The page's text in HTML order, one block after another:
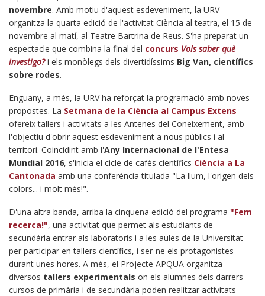
novembre. Amb motiu d'aquest esdeveniment, la URV
organitza la quarta edició de l'activitat Ciència al teatra, el 15 de
novembre al matí, al Teatre Bartrina de Reus. S'ha preparat un
espectacle que combina la final del concurs Vols saber què
investigo?i els monòlegs dels divertidíssims Big Van, científics
sobre rodes.
Enguany, a més, la URV ha reforçat la programació amb noves
propostes. La Setmana de la Ciència al Campus Extens
ofereix tallers i activitats a les Antenes del Coneixement, amb
l'objectiu d'obrir aquest esdeveniment a nous públics i al
territori. Coincidint amb l'Any Internacional de l'Entesa
Mundial 2016, s'inicia el cicle de cafès científics Ciència a La
Cantonada amb una conferència titulada "La llum, l'origen dels
colors... i molt més!".
D'una altra banda, arriba la cinquena edició del programa "Fem
recerca!", una activitat que permet als estudiants de
secundària entrar als laboratoris i a les aules de la Universitat
per participar en tallers científics, i ser-ne els protagonistes
durant unes hores. A més, el Projecte APQUA organitza
diversos tallers experimentals on els alumnes dels darrers
cursos de primària i de secundària poden realitzar activitats